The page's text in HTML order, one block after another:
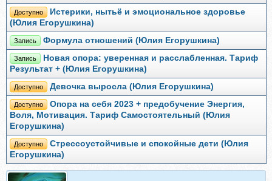
Доступно
Истерики, нытьё и эмоциональное здоровье
(Юлия Егорушкина)
Запись Формула отношений (Юлия Егорушкина)
Запись
Новая опора: уверенная и расслабленная. Тариф
Результат + (Юлия Егорушкина)
Доступно Девочка выросла (Юлия Егорушкина)
Доступно
Опора на себя 2023 + предобучение Энергия,
Воля, Мотивация. Тариф Самостоятельный (Юлия
Егорушкина)
Доступно
Стрессоустойчивые и спокойные дети (Юлия
Егорушкина)